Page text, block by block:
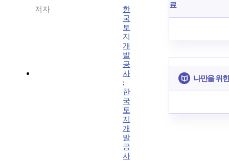
저자
한
국
토
지
개
발
공
사
;
한
국
토
지
개
발
공
사
료
나만을 위